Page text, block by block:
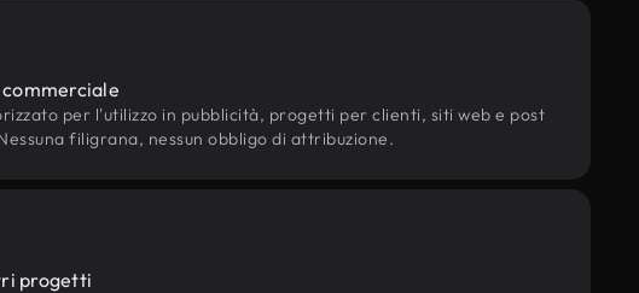
commerciale
per l'utilizzo in pubblicità, progetti per clienti, siti web e post
filigrana, nessun obbligo di attribuzione.
progetti